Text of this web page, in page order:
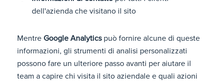
dell'azienda che visitano il sito
Mentre Google Analyticspuò fornire alcune di queste
informazioni, gli strumenti di analisi personalizzati
possono fare un ulteriore passo avanti per aiutare il
team a capire chi visita il sito aziendale e quali azioni